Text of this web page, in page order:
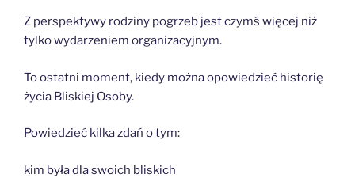
Z perspektywy rodziny pogrzeb jest czymś więcej niż
tylko wydarzeniem organizacyjnym.
To ostatni moment, kiedy można opowiedzieć historię
życia Bliskiej Osoby.
Powiedzieć kilka zdań o tym:
kim była dla swoich bliskich